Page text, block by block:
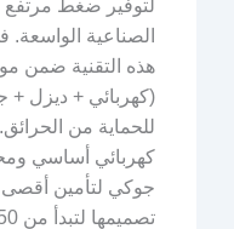
لتوفير ضغط
(كهربائي + ديزل +
للحماية من
كهربائي أساسي
جوكي لتأمين أقصى